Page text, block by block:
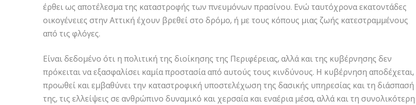
έρθει ως αποτέλεσμα της καταστροφής των πνευμόνων πρασίνου. Ενώ ταυτόχρονα εκατοντάδες
οικογένειες στην Αττική έχουν βρεθεί στο δρόμο, ή με τους κόπους μιας ζωής κατεστραμμένους
από τις φλόγες.
Είναι δεδομένο ότι η πολιτική της διοίκησης της Περιφέρειας, αλλά και της κυβέρνησης δεν
πρόκειται να εξασφαλίσει καμία προστασία από αυτούς τους κινδύνους. Η κυβέρνηση αποδέχεται,
προωθεί και εμβαθύνει την καταστροφική υποστελέχωση της δασικής υπηρεσίας και τη διάσπασή
της, τις ελλείψεις σε ανθρώπινο δυναμικό και χερσαία και εναέρια μέσα, αλλά και τη συνολικότερη